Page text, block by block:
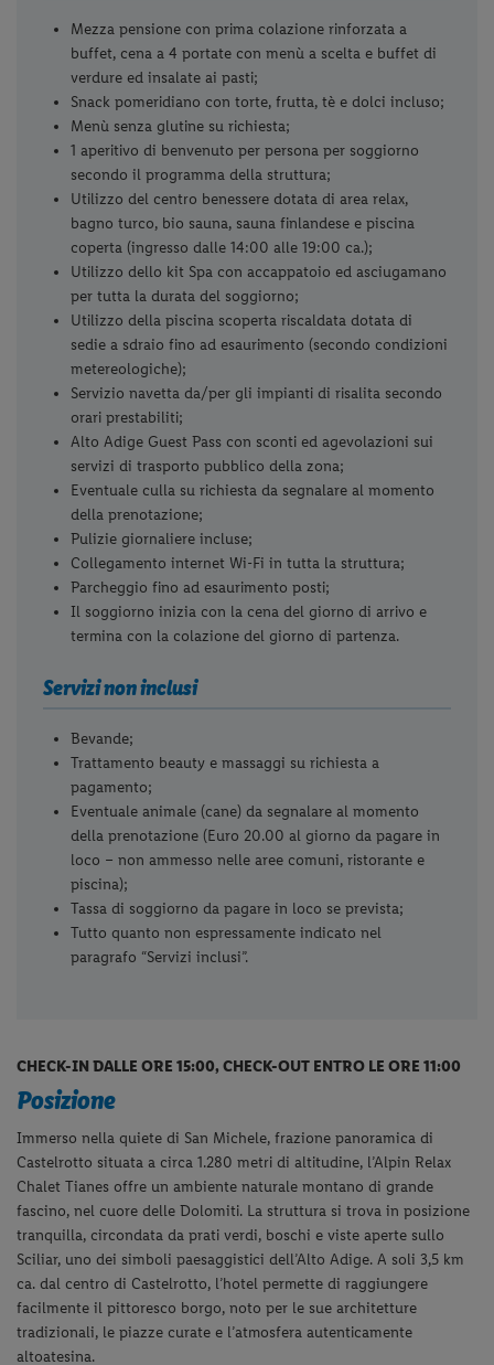
Mezza pensione con prima colazione rinforzata a
buffet, cena a 4 portate con menù a scelta e buffet di
verdure ed insalate ai pasti;
Snack pomeridiano con torte, frutta, tè e dolci incluso;
Menù senza glutine su richiesta;
1 aperitivo di benvenuto per persona per soggiorno
secondo il programma della struttura;
Utilizzo del centro benessere dotata di area relax,
bagno turco, bio sauna, sauna finlandese e piscina
coperta (ingresso dalle 14:00 alle 19:00 ca.);
Utilizzo dello kit Spa con accappatoio ed asciugamano
per tutta la durata del soggiorno;
Utilizzo della piscina scoperta riscaldata dotata di
sedie a sdraio fino ad esaurimento (secondo condizioni
metereologiche);
Servizio navetta da/per gli impianti di risalita secondo
orari prestabiliti;
Alto Adige Guest Pass con sconti ed agevolazioni sui
servizi di trasporto pubblico della zona;
Eventuale culla su richiesta da segnalare al momento
della prenotazione;
Pulizie giornaliere incluse;
Collegamento internet Wi-Fi in tutta la struttura;
Parcheggio fino ad esaurimento posti;
Il soggiorno inizia con la cena del giorno di arrivo e
termina con la colazione del giorno di partenza.
Servizi non inclusi
Bevande;
Trattamento beauty e massaggi su richiesta a
pagamento;
Eventuale animale (cane) da segnalare al momento
della prenotazione (Euro 20.00 al giorno da pagare in
loco – non ammesso nelle aree comuni, ristorante e
piscina);
Tassa di soggiorno da pagare in loco se prevista;
Tutto quanto non espressamente indicato nel
paragrafo “Servizi inclusi”.
CHECK-IN DALLE ORE 15:00, CHECK-OUT ENTRO LE ORE 11:00
Posizione
Immerso nella quiete di San Michele, frazione panoramica di
Castelrotto situata a circa 1.280 metri di altitudine, l’Alpin Relax
Chalet Tianes offre un ambiente naturale montano di grande
fascino, nel cuore delle Dolomiti. La struttura si trova in posizione
tranquilla, circondata da prati verdi, boschi e viste aperte sullo
Sciliar, uno dei simboli paesaggistici dell’Alto Adige. A soli 3,5 km
ca. dal centro di Castelrotto, l’hotel permette di raggiungere
facilmente il pittoresco borgo, noto per le sue architetture
tradizionali, le piazze curate e l’atmosfera autenticamente
altoatesina.